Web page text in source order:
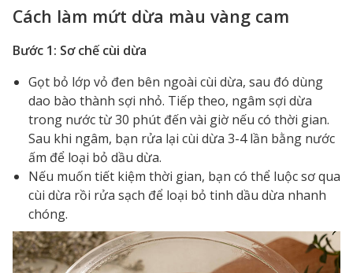
Cách làm mứt dừa màu vàng cam
Bước 1: Sơ chế cùi dừa
Gọt bỏ lớp vỏ đen bên ngoài cùi dừa, sau đó dùng
dao bào thành sợi nhỏ. Tiếp theo, ngâm sợi dừa
trong nước từ 30 phút đến vài giờ nếu có thời gian.
Sau khi ngâm, bạn rửa lại cùi dừa 3-4 lần bằng nước
ấm để loại bỏ dầu dừa.
Nếu muốn tiết kiệm thời gian, bạn có thể luộc sơ qua
cùi dừa rồi rửa sạch để loại bỏ tinh dầu dừa nhanh
chóng.